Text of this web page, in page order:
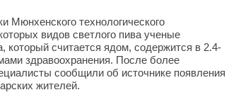
Мюнхенского технологического
видов светлого пива ученые
который считается ядом, содержится в 2.4-
здравоохранения. После более
сообщили об источнике появления
жителей.